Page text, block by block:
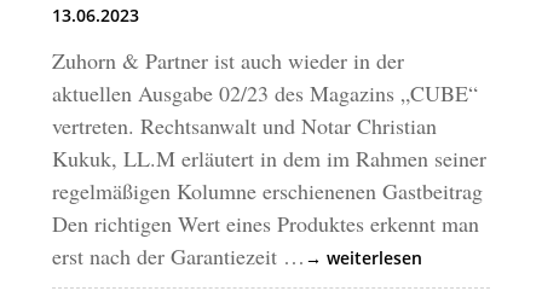
13.06.2023
Zuhorn & Partner ist auch wieder in der
aktuellen Ausgabe 02/23 des Magazins „CUBE“
vertreten. Rechtsanwalt und Notar Christian
Kukuk, LL.M erläutert in dem im Rahmen seiner
regelmäßigen Kolumne erschienenen Gastbeitrag
Den richtigen Wert eines Produktes erkennt man
erst nach der Garantiezeit … → weiterlesen